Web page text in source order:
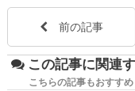
前の記事
この記事に関連
こちらの記事もおすすめ